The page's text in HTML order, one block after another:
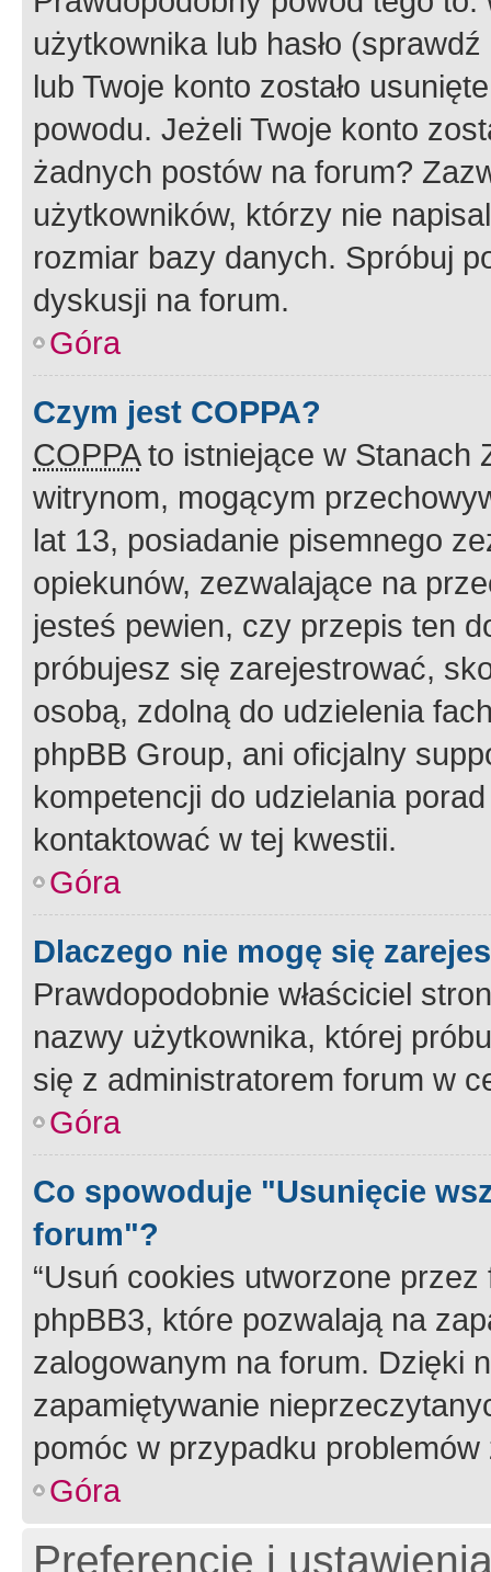
użytkownika lub hasło
lub Twoje konto zostało
powodu. Jeżeli Twoje konto
żadnych postów na forum?
użytkowników, którzy nie
rozmiar bazy danych. Spróbuj
dyskusji na forum.
Góra
Czym jest COPPA?
COPPAto istniejące w Stanach
witrynom, mogącym
lat 13, posiadanie pisemnego
opiekunów, zezwalające na
jesteś pewien, czy przepis ten
próbujesz się zarejestrować,
osobą, zdolną do udzielenia
phpBB Group, ani oficjalny
kompetencji do udzielania
kontaktować w tej kwestii.
Góra
Dlaczego nie mogę się
Prawdopodobnie właściciel
nazwy użytkownika, której
się z administratorem forum w
Góra
Co spowoduje "Usunięcie
forum"?
“Usuń cookies utworzone
phpBB3, które pozwalają na
zalogowanym na forum. Dzięki
zapamiętywanie
pomóc w przypadku
Góra
Preferencje i